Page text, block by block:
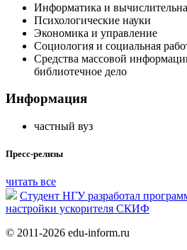
Информатика и
Психологические науки
Экономика и управление
Социология и социальная
Средства массовой
библиотечное дело
Информация
частный вуз
Пресс-релизы
читать все
Студент НГУ разработал
настройки ускорителя СКИФ
© 2011-2026 edu-inform.ru